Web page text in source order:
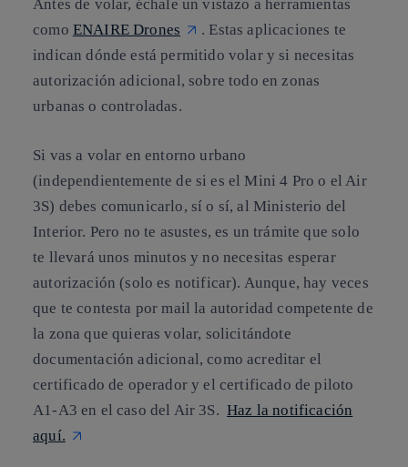
Antes de volar, échale un vistazo a herramientas
como ENAIRE Drones
. Estas aplicaciones te
indican dónde está permitido volar y si necesitas
autorización adicional, sobre todo en zonas
urbanas o controladas.
Si vas a volar en entorno urbano
(independientemente de si es el Mini 4 Pro o el Air
3S) debes comunicarlo, sí o sí, al Ministerio del
Interior. Pero no te asustes, es un trámite que solo
te llevará unos minutos y no necesitas esperar
autorización (solo es notificar). Aunque, hay veces
que te contesta por mail la autoridad competente de
la zona que quieras volar, solicitándote
documentación adicional, como acreditar el
certificado de operador y el certificado de piloto
A1-A3 en el caso del Air 3S.Haz la notificación
aquí.